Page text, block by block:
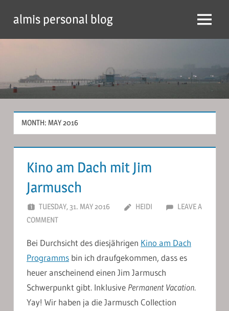
content
almis personal blog Menu
MONTH: MAY 2016
Kino am Dach mit Jim
Jarmusch
TUESDAY, 31. MAY 2016 HEIDI
LEAVE A
COMMENT
Bei Durchsicht des diesjährigen Kino am Dach
Programms bin ich draufgekommen, dass es
heuer anscheinend einen Jim Jarmusch
Schwerpunkt gibt. Inklusive Permanent Vacation.
Yay! Wir haben ja die Jarmusch Collection